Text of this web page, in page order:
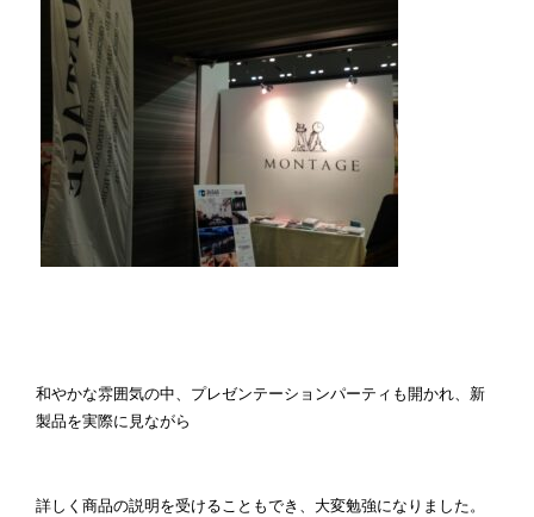
和やかな雰囲気の中、プレゼンテーションパーティも開かれ、新
製品を実際に見ながら
詳しく商品の説明を受けることもでき、大変勉強になりました。